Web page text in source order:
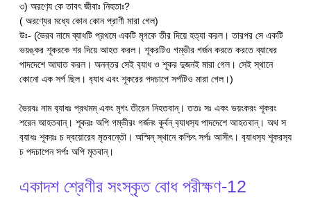
৩) অরণ‍্যে কে তাবৎ জীবাঃ নিহতাঃ?
( অরণ্যের মধ্যে কোন কোন প্রাণী মারা গেল)
উঃ- (ভৈরব নামে ব্যাধটি প্রথমে একটি মৃগকে তীর দিয়ে হত্যা করল। তারপর সে একটি
ভয়ঙ্কর শূকরকে শর দিয়ে আহত করল। শূকরটিও গম্ভীর গর্জন করতে করতে ব্যাধের
পাদদেশে আঘাত করল। অনন্তর সেই ব‍্যাধ ও শূকর দুজনই মারা গেল। সেই স্থানে
কোনো এক সর্প ছিল। ব‍্যাধ এবং শূকরের পদচাপে সর্পটিও মারা গেল।)
ভৈরবঃ নাম ব‍্যাধঃ প্রথমম্ একং মৃগং তীরেন নিহতবান্। ততঃ সঃ একং ভয়ংকরং শূকরং
শরেন আহতবান্। শূকরঃ অপি গম্ভীরং গর্জনং কুর্বন্ ব‍্যাধস‍্য পাদদেশে আহতবান্। অথ স
ব‍্যাধঃ শূকরঃ চ দ্বয়োরেব মৃতবন্তৌ। অস্মিন্ স্থানে কশ্চিৎ সর্পঃ আসীৎ। ব‍্যাধস‍্য শূকরস‍্য
চ পদচাপেন সর্পঃ অপি মৃতবান্।
একাদশ শ্রেণীর সংস্কৃত বোধ পরীক্ষণ-12